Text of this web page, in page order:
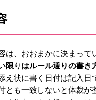
は、おおまかに決まっ
限りはルール通りの書き
え状に書く日付は記入日
とも一致しないと体裁が